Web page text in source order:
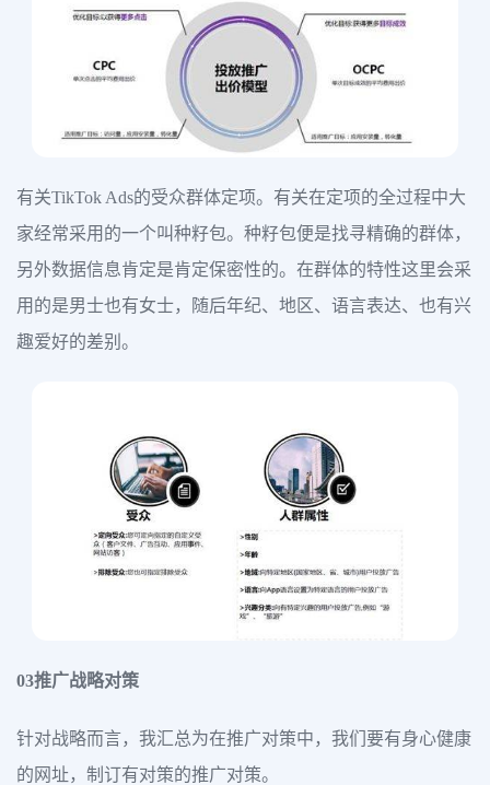
有关TikTok Ads的受众群体定项。有关在定项的全过程中大
家经常采用的一个叫种籽包。种籽包便是找寻精确的群体，
另外数据信息肯定是肯定保密性的。在群体的特性这里会采
用的是男士也有女士，随后年纪、地区、语言表达、也有兴
趣爱好的差别。
03推广战略对策
针对战略而言，我汇总为在推广对策中，我们要有身心健康
的网址，制订有对策的推广对策。